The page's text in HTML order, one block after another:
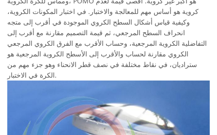
كروية هو أساس مهم للمعالجة والاختبار. في اختبار المكونات الكروية،
وكيفية قياس أشكال السطح الكروي الموجودة في أقرب إلى متجه
انحراف السطح المرجعي، ثم قيمة التصميم مقارنة مع أقرب إلى
التفاضلية الكروية المرجعية، وحساب الأقرب مع الفرق الكروي المرجعي
الكروي مقارنة لحساب والأقرب إلى الأسطح الكروية المرجعية هو
ستراديان، في نقاط مختلفة في نصف قطر الانحناء وهو جزء مهم من
الكرة في الاختبار.